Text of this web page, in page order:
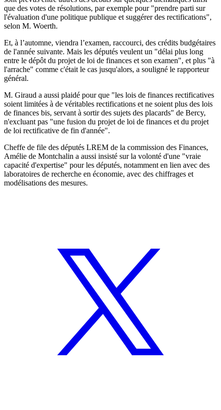
que des votes de résolutions, par exemple pour "prendre parti sur
l'évaluation d'une politique publique et suggérer des rectifications",
selon M. Woerth.
Et, à l’automne, viendra l’examen, raccourci, des crédits budgétaires
de l'année suivante. Mais les députés veulent un "délai plus long
entre le dépôt du projet de loi de finances et son examen", et plus "à
l'arrache" comme c'était le cas jusqu'alors, a souligné le rapporteur
général.
M. Giraud a aussi plaidé pour que "les lois de finances rectificatives
soient limitées à de véritables rectifications et ne soient plus des lois
de finances bis, servant à sortir des sujets des placards" de Bercy,
n'excluant pas "une fusion du projet de loi de finances et du projet
de loi rectificative de fin d'année".
Cheffe de file des députés LREM de la commission des Finances,
Amélie de Montchalin a aussi insisté sur la volonté d'une "vraie
capacité d'expertise" pour les députés, notamment en lien avec des
laboratoires de recherche en économie, avec des chiffrages et
modélisations des mesures.